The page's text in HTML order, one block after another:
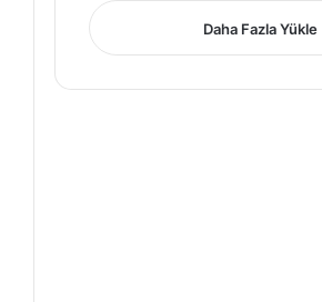
Daha Fazla Yükle